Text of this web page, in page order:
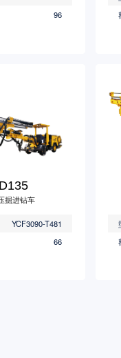
96
掘进钻车
YCF3090-T481
66